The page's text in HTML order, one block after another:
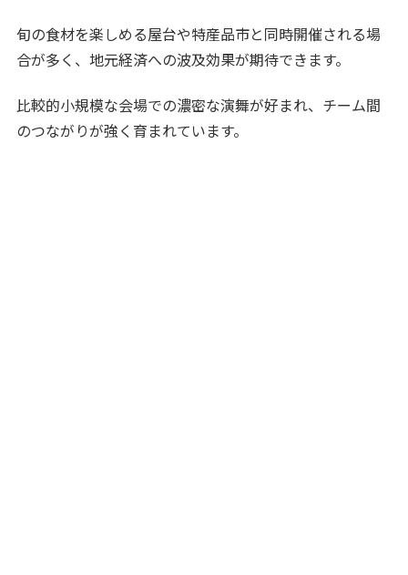
旬の食材を楽しめる屋台や特産品市と同時開催される場
合が多く、地元経済への波及効果が期待できます。
比較的小規模な会場での濃密な演舞が好まれ、チーム間
のつながりが強く育まれています。